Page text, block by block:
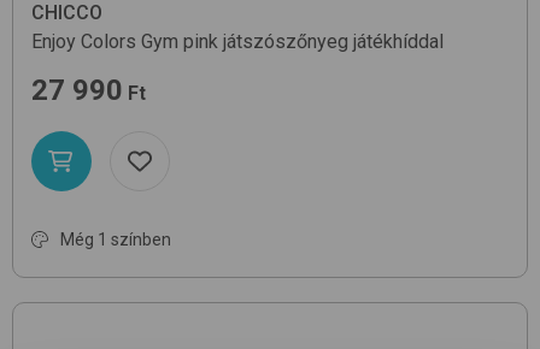
CHICCO
Enjoy Colors Gym pink játszószőnyeg játékhíddal
27 990 Ft
Még 1 színben